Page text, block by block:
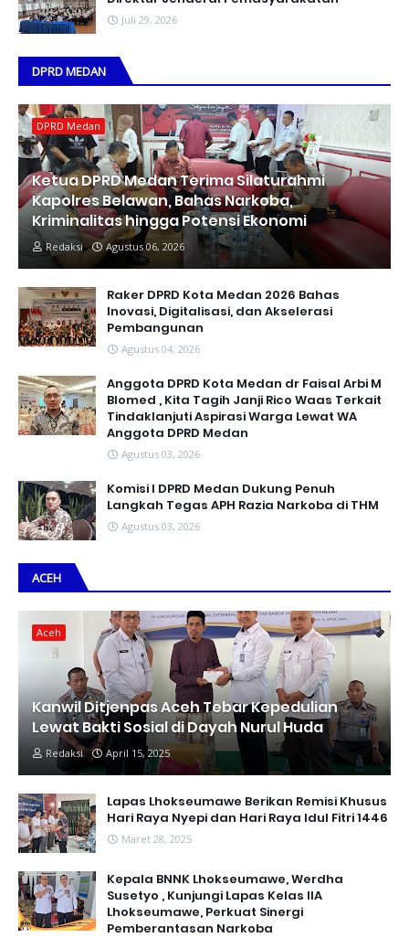
Juli 29, 2026
DPRD MEDAN
DPRD Medan
Ketua DPRD Medan Terima Silaturahmi
Kapolres Belawan, Bahas Narkoba,
Kriminalitas hingga Potensi Ekonomi
Redaksi Agustus 06, 2026
Raker DPRD Kota Medan 2026 Bahas
Inovasi, Digitalisasi, dan Akselerasi
Pembangunan
Agustus 04, 2026
Anggota DPRD Kota Medan dr Faisal Arbi M
Blomed , Kita Tagih Janji Rico Waas Terkait
Tindaklanjuti Aspirasi Warga Lewat WA
Anggota DPRD Medan
Agustus 03, 2026
Komisi I DPRD Medan Dukung Penuh
Langkah Tegas APH Razia Narkoba di THM
Agustus 03, 2026
ACEH
Aceh
Kanwil Ditjenpas Aceh Tebar Kepedulian
Lewat Bakti Sosial di Dayah Nurul Huda
Redaksi April 15, 2025
Lapas Lhokseumawe Berikan Remisi Khusus
Hari Raya Nyepi dan Hari Raya Idul Fitri 1446
Maret 28, 2025
Kepala BNNK Lhokseumawe, Werdha
Susetyo , Kunjungi Lapas Kelas IIA
Lhokseumawe, Perkuat Sinergi
Pemberantasan Narkoba